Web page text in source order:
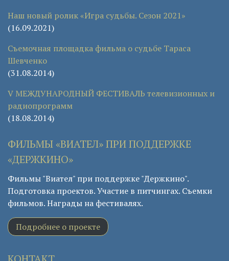
Наш новый ролик «Игра судьбы. Сезон 2021»
(16.09.2021)
Съемочная площадка фильма о судьбе Тараса
Шевченко
(31.08.2014)
V МЕЖДУНАРОДНЫЙ ФЕСТИВАЛЬ телевизионных и
радиопрограмм
(18.08.2014)
ФИЛЬМЫ «ВИАТЕЛ» ПРИ ПОДДЕРЖКЕ
«ДЕРЖКИНО»
Фильмы "Виател" при поддержке "Держкино".
Подготовка проектов. Участие в питчингах. Съемки
фильмов. Награды на фестивалях.
Подробнее о проекте